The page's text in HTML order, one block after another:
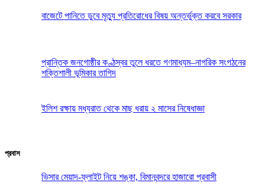
বাজেটে পানিতে ডুবে মৃত্যু প্রতিরোধের বিষয় অন্তর্ভুক্ত করবে সরকার
প্রান্তিক জনগোষ্ঠীর কণ্ঠস্বর তুলে ধরতে গণমাধ্যম–নাগরিক সংগঠনের
শক্তিশালী ভূমিকার তাগিদ
ইলিশ রক্ষায় মধ্যরাত থেকে মাছ ধরায় ২ মাসের নিষেধাজ্ঞা
প্রবাস
ভিসার মেয়াদ-ফ্লাইট নিয়ে শঙ্কা, বিমানবন্দরে হাজারো প্রবাসী